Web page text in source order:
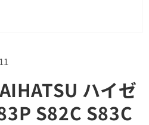
ハイゼ
S82C S83C